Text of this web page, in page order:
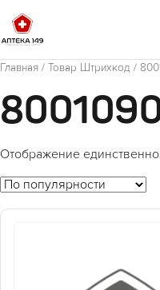
Главная / Товар Штрихкод /
Отображение